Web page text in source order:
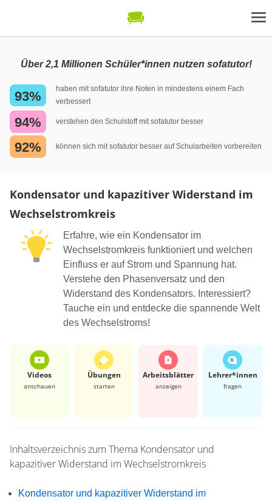
Über 2,1 Millionen Schüler*innen nutzen sofatutor!
93%
haben mit sofatutor ihre Noten in mindestens einem Fach
verbessert
94% verstehen den Schulstoff mit sofatutor besser
92% können sich mit sofatutor besser auf Schularbeiten vorbereiten
Kondensator und kapazitiver Widerstand im
Wechselstromkreis
Erfahre, wie ein Kondensator im
Wechselstromkreis funktioniert und welchen
Einfluss er auf Strom und Spannung hat.
Verstehe den Phasenversatz und den
Widerstand des Kondensators. Interessiert?
Tauche ein und entdecke die spannende Welt
des Wechselstroms!
Videos
anschauen
Übungen
starten
Arbeits­blätter
anzeigen
Lehrer*​innen
fragen
Inhaltsverzeichnis zum Thema Kondensator und
kapazitiver Widerstand im Wechselstromkreis
Kondensator und kapazitiver Widerstand im